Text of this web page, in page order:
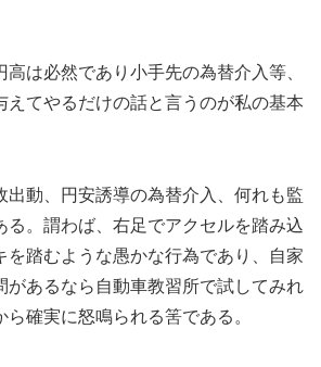
高は必然であり小手先の為替介入等、
えてやるだけの話と言うのが私の基本
出動、円安誘導の為替介入、何れも監
る。謂わば、右足でアクセルを踏み込
を踏むような愚かな行為であり、自家
があるなら自動車教習所で試してみれ
確実に怒鳴られる筈である。